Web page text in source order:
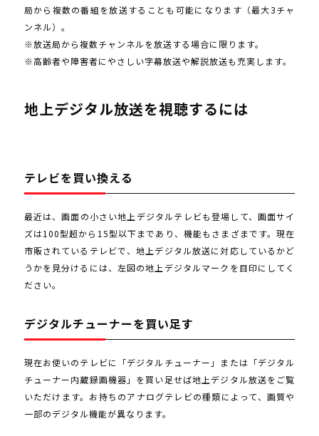
局から複数の番組を放送することも可能になります（最大3チャ
ンネル）。
※放送局から複数チャンネルを放送する場合に限ります。
※高齢者や障害者にやさしい字幕放送や解説放送も充実します。
地上デジタル放送を視聴するには
テレビを買い換える
最近は、画面の小さい地上デジタルテレビも登場して、画面サイ
ズは100型超から15型以下まであり、機能もさまざまです。現在
市販されているテレビで、地上デジタル放送に対応しているかど
うかを見分けるには、左図の地上デジタルマークを目印にしてく
ださい。
デジタルチューナーを買い足す
現在お使いのテレビに「デジタルチューナー」または「デジタル
チューナー内蔵録画機器」を買い足せば地上デジタル放送をご覧
いただけます。お持ちのアナログテレビの種類によって、画質や
一部のデジタル機能が異なります。